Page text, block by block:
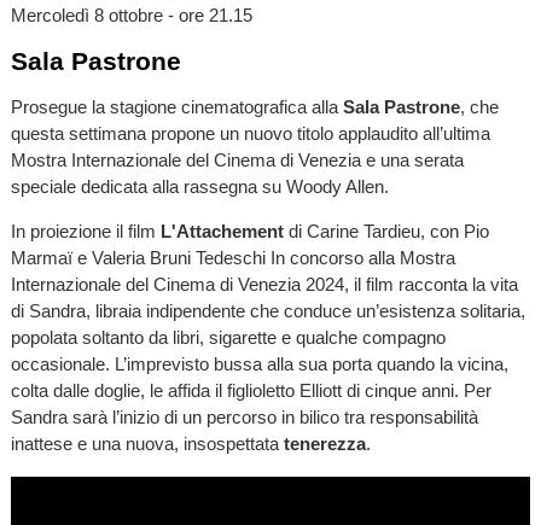
Mercoledì 8 ottobre - ore 21.15
Sala Pastrone
Prosegue la stagione cinematografica alla Sala Pastrone, che
questa settimana propone un nuovo titolo applaudito all’ultima
Mostra Internazionale del Cinema di Venezia e una serata
speciale dedicata alla rassegna su Woody Allen.
In proiezione il film L'Attachement di Carine Tardieu, con Pio
Marmaï e Valeria Bruni Tedeschi In concorso alla Mostra
Internazionale del Cinema di Venezia 2024, il film racconta la vita
di Sandra, libraia indipendente che conduce un’esistenza solitaria,
popolata soltanto da libri, sigarette e qualche compagno
occasionale. L’imprevisto bussa alla sua porta quando la vicina,
colta dalle doglie, le affida il figlioletto Elliott di cinque anni. Per
Sandra sarà l’inizio di un percorso in bilico tra responsabilità
inattese e una nuova, insospettata tenerezza.